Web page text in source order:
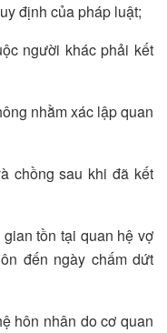
định của pháp luật;
người khác phải kết
nhằm xác lập quan
chồng sau khi đã kết
tồn tại quan hệ vợ
đến ngày chấm dứt
hôn nhân do cơ quan